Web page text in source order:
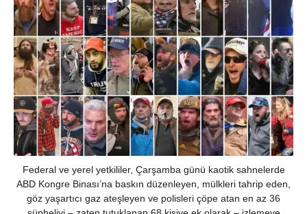
Federal ve yerel yetkililer, Çarşamba günü kaotik sahnelerde
ABD Kongre Binası’na baskın düzenleyen, mülkleri tahrip eden,
göz yaşartıcı gaz ateşleyen ve polisleri çöpe atan en az 36